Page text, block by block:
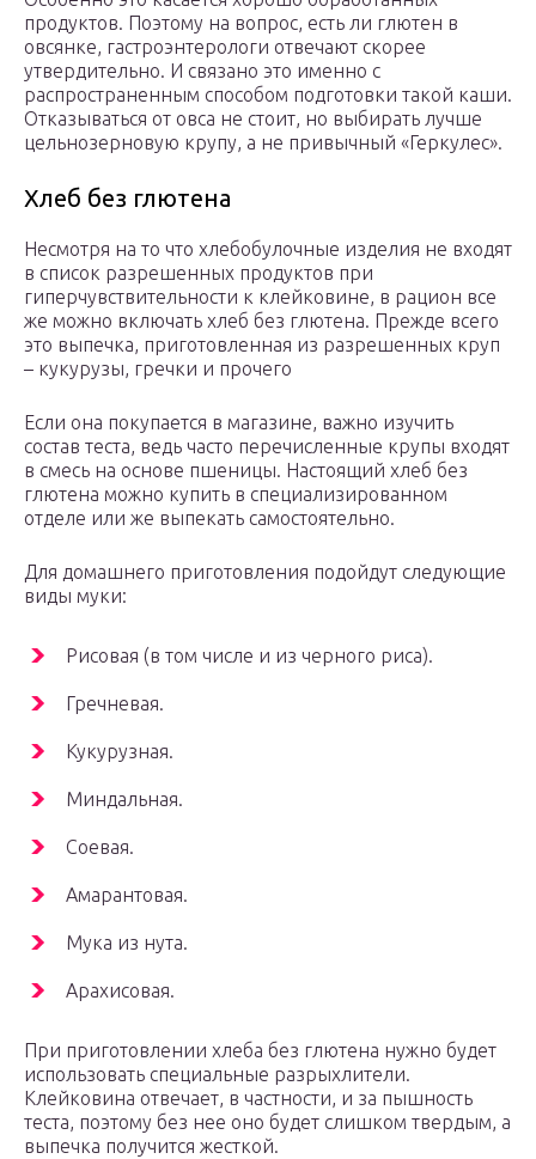
продуктов. Поэтому на вопрос, есть ли глютен в
овсянке, гастроэнтерологи отвечают скорее
утвердительно. И связано это именно с
распространенным способом подготовки такой каши.
Отказываться от овса не стоит, но выбирать лучше
цельнозерновую крупу, а не привычный «Геркулес».
Хлеб без глютена
Несмотря на то что хлебобулочные изделия не входят
в список разрешенных продуктов при
гиперчувствительности к клейковине, в рацион все
же можно включать хлеб без глютена. Прежде всего
это выпечка, приготовленная из разрешенных круп
– кукурузы, гречки и прочего
Если она покупается в магазине, важно изучить
состав теста, ведь часто перечисленные крупы входят
в смесь на основе пшеницы. Настоящий хлеб без
глютена можно купить в специализированном
отделе или же выпекать самостоятельно.
Для домашнего приготовления подойдут следующие
виды муки:
Рисовая (в том числе и из черного риса).
Гречневая.
Кукурузная.
Миндальная.
Соевая.
Амарантовая.
Мука из нута.
Арахисовая.
При приготовлении хлеба без глютена нужно будет
использовать специальные разрыхлители.
Клейковина отвечает, в частности, и за пышность
теста, поэтому без нее оно будет слишком твердым, а
выпечка получится жесткой.